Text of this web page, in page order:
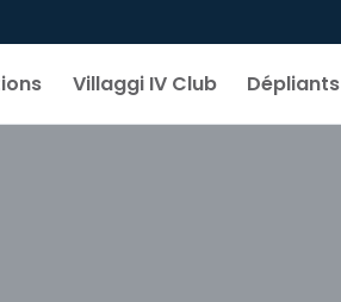
Villaggi IV Club Dépliants